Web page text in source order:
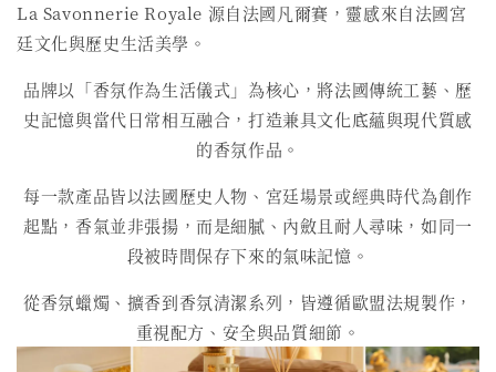
La Savonnerie Royale 源自法國凡爾賽，靈感來自法國宮
廷文化與歷史生活美學。
品牌以「香氛作為生活儀式」為核心，將法國傳統工藝、歷
史記憶與當代日常相互融合，打造兼具文化底蘊與現代質感
的香氛作品。
每一款產品皆以法國歷史人物、宮廷場景或經典時代為創作
起點，香氣並非張揚，而是細膩、內斂且耐人尋味，如同一
段被時間保存下來的氣味記憶。
從香氛蠟燭、擴香到香氛清潔系列，皆遵循歐盟法規製作，
重視配方、安全與品質細節。